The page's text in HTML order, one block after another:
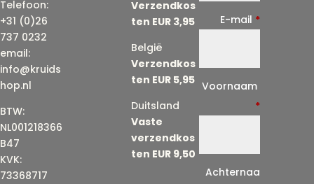
Telefoon:
+31 (0)26
737 0232
email:
info@kruids
hop.nl
BTW:
NL001218366
B47
KVK:
73368717
Verzendkos
ten EUR 3,95
België
Verzendkos
ten EUR 5,95
Duitsland
Vaste
verzendkos
ten EUR 9,50
E-mail *
Voornaam
*
Achternaa